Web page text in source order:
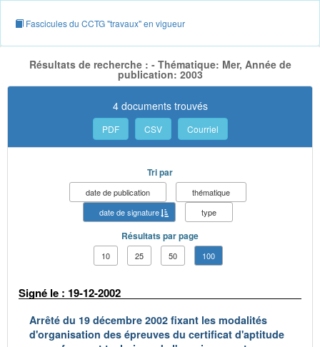
Fascicules du CCTG "travaux" en vigueur
Résultats de recherche : - Thématique: Mer, Année de
publication: 2003
4 documents trouvés
PDF CSV Courriel
Tri par
date de publication
thématique
date de signature
type
Résultats par page
10 25 50 100
Signé le : 19-12-2002
Arrêté du 19 décembre 2002 fixant les modalités
d'organisation des épreuves du certificat d'aptitude